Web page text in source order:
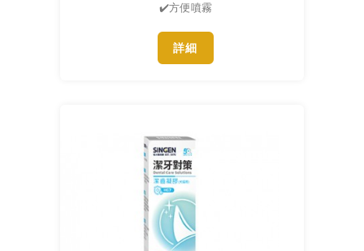
✔️方便噴霧
詳細